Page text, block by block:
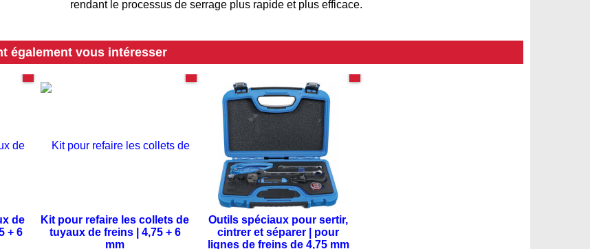
rendant le processus de serrage plus rapide et plus efficace.
également vous intéresser
frein
de
+ 6
Acier + cuivre
Kit pour refaire les collets de
tuyaux de freins | 4,75 + 6
mm
Restauration freins
Outils spéciaux pour sertir,
cintrer et séparer | pour
lignes de freins de 4,75 mm